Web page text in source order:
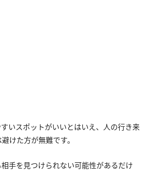
いスポットがいいとはいえ、人の行き来
けた方が無難です。
手を見つけられない可能性があるだけ